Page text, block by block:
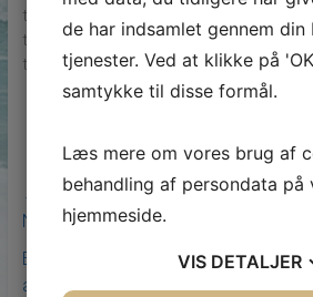
transportere dem, når det er
tilbydes nem adgang til dine varer, og
transportere dem, når du har brug for
←
Sådan gør en tømrer: Montering af
Nordsjælland
Erhvervsrengøring i København:
arbejdsmiljø
de har indsamlet gennem
tjenester. Ved at klikke på
samtykke til disse formål.
Læs mere om vores brug af
behandling af persondata på
hjemmeside.
VIS DETALJER